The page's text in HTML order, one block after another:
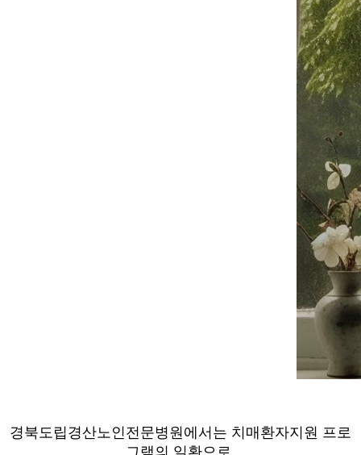
경북도립경산노인전문병원에서는 치매환자지원 프로